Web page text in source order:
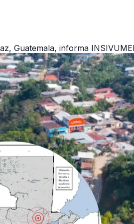
Guatemala, informa